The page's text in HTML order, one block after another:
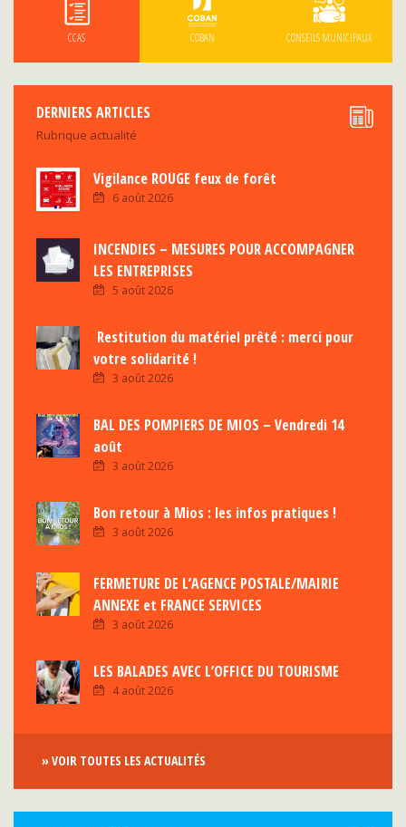
CCAS COBAN CONSEILS MUNICIPAUX
DERNIERS ARTICLES
Rubrique actualité
Vigilance ROUGE feux de forêt
6 août 2026
INCENDIES – MESURES POUR ACCOMPAGNER
LES ENTREPRISES
5 août 2026
Restitution du matériel prêté : merci pour
votre solidarité !
3 août 2026
BAL DES POMPIERS DE MIOS – Vendredi 14
août
3 août 2026
Bon retour à Mios : les infos pratiques !
3 août 2026
FERMETURE DE L’AGENCE POSTALE/MAIRIE
ANNEXE et FRANCE SERVICES
3 août 2026
LES BALADES AVEC L’OFFICE DU TOURISME
4 août 2026
» VOIR TOUTES LES ACTUALITÉS